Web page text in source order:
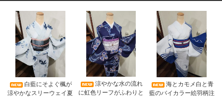
白藍にそよぐ楓が
涼やかなスリーウェイ夏
涼やかな水の流れ
に虹色リーフがふわりと
海とカモメ白と青
藍のバイカラー絵羽柄注